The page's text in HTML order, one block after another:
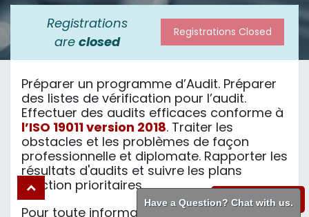
Registrations
areclosed
Registrations Closed
Préparer un programme d’Audit. Préparer
des listes de vérification pour l’audit.
Effectuer des audits efficaces conforme à
l’ISO 19011 version 2018. Traiter les
obstacles et les problèmes de façon
professionnelle et diplomate. Rapporter les
résultats d'audits et suivre les plans
d’action prioritaires.
Pour toute information additionnelle,
WhatsApp
Have a Question? Chat with us.